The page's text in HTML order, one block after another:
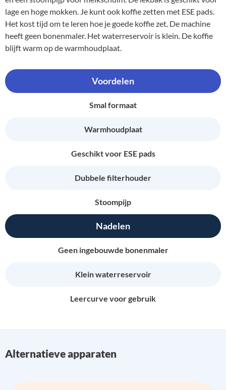
lage en hoge mokken. Je kunt ook koffie zetten met ESE pads.
Het kost tijd om te leren hoe je goede koffie zet. De machine
heeft geen bonenmaler. Het waterreservoir is klein. De koffie
blijft warm op de warmhoudplaat.
Voordelen
Smal formaat
Warmhoudplaat
Geschikt voor ESE pads
Dubbele filterhouder
Stoompijp
Nadelen
Geen ingebouwde bonenmaler
Klein waterreservoir
Leercurve voor gebruik
Alternatieve apparaten